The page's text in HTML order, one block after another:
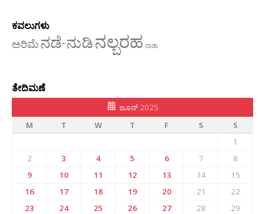
ಕವಲುಗಳು
ಅರಿಮೆನಡೆ-ನುಡಿನಲ್ಬರಹ ನಾಡು
ತೇದಿಮಣೆ
ಜೂನ್ 2025
M
T W T F S
S
1
2
3 4 5 6 7
8
9
10 11 12 13 14
15
16
17 18 19 20 21
22
23
24 25 26 27 28 29